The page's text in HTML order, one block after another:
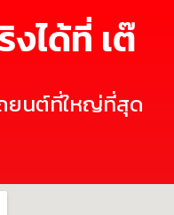
ได้ที่ เต๊
ยนต์ที่ใหญ่ที่สุด